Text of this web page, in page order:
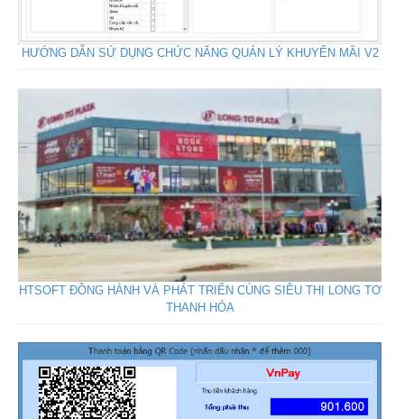
HƯỚNG DẪN SỬ DỤNG CHỨC NĂNG QUẢN LÝ KHUYẾN MÃI V2
HTSOFT ĐỒNG HÀNH VÀ PHÁT TRIỂN CÙNG SIÊU THỊ LONG TƠ
THANH HÓA